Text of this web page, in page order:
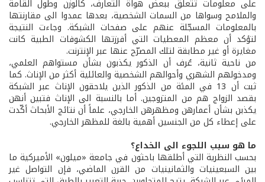
على معلومات تتعلق ببعض هواة التعارف، كالوزن وطول القامة
والملامح وسواها من السمات الشخصية، بعدها عمدوا الى مقارنتها
بالمعلومات المسجّلة عنهم على صفحات الشبكة. وجاءت النتيجة
لتؤكد أن معظم المعطيات التي أفرزتها الكشوفات الطبية كانت
مغايرة أو غير مطابقة لتلك المصرّح عنها عبر الإنترنت.
من ناحية ثانية، عُرف أن الذكور يكذبون بشأن مستواهم العلمي،
ومدخولهم الشهري وأحوالهم الشخصية والعائلية أكثر من الإناث. كما
ثبت أن 13 في المئة من الذكور الذين يلاحقون الإناث عبر الشبكة
بقصد الزواج هم من المتزوجين. أما بالنسبة الى الإناث فتبين أنهن
يكذبن بشأن أعمارهن ومظهرهن الخارجي، علماً أن نتائج الأبحاث أكّدت
على إعطاء كل من الجنسين أهمية بالغة للمظهر الخارجي.
ما هو سبب اللجوء الى الخداع؟
بحسب النظرية التي أطلقها باحثون في جامعة «ميلون» الأميركية ما
بين السبعينيات والثمانينيات من القرن الماضي، فإن التواصل غير